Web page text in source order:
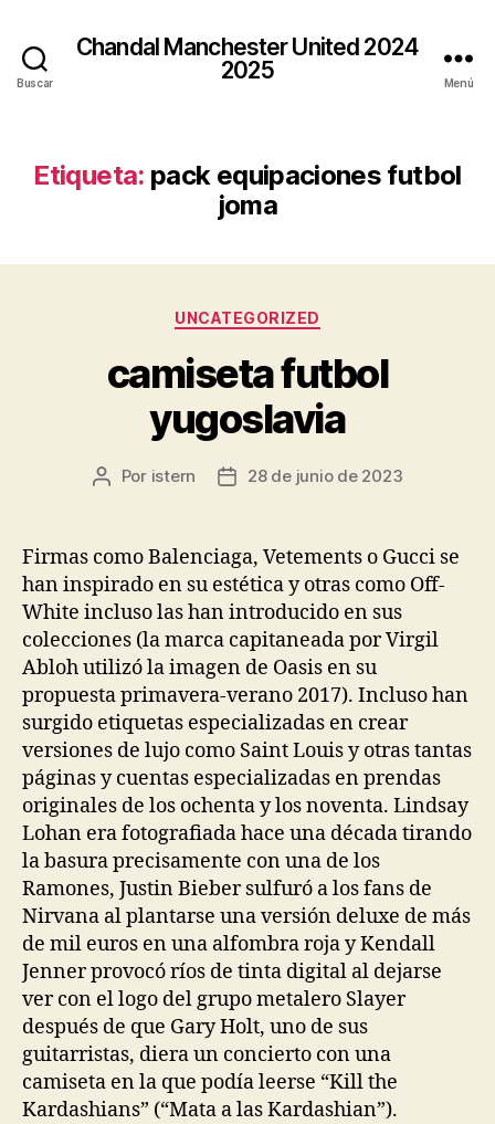
Buscar
Chandal Manchester United 2024
2025
Menú
Etiqueta: pack equipaciones futbol
joma
Categorías
UNCATEGORIZED
camiseta futbol
yugoslavia
Autor
entrada
Por istern
Fecha
entrada
28 de junio de 2023
Firmas como Balenciaga, Vetements o Gucci se
han inspirado en su estética y otras como Off-
White incluso las han introducido en sus
colecciones (la marca capitaneada por Virgil
Abloh utilizó la imagen de Oasis en su
propuesta primavera-verano 2017). Incluso han
surgido etiquetas especializadas en crear
versiones de lujo como Saint Louis y otras tantas
páginas y cuentas especializadas en prendas
originales de los ochenta y los noventa. Lindsay
Lohan era fotografiada hace una década tirando
la basura precisamente con una de los
Ramones, Justin Bieber sulfuró a los fans de
Nirvana al plantarse una versión deluxe de más
de mil euros en una alfombra roja y Kendall
Jenner provocó ríos de tinta digital al dejarse
ver con el logo del grupo metalero Slayer
después de que Gary Holt, uno de sus
guitarristas, diera un concierto con una
camiseta en la que podía leerse “Kill the
Kardashians” (“Mata a las Kardashian”).